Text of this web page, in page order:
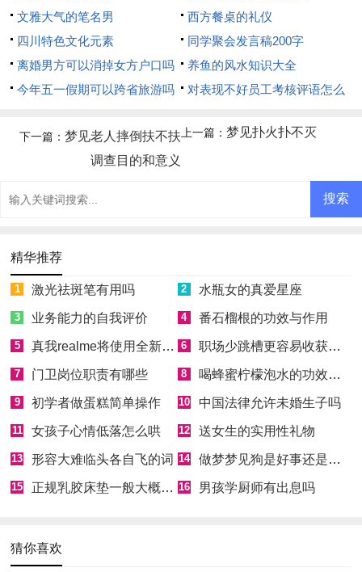
文雅大气的笔名男
西方餐桌的礼仪
四川特色文化元素
同学聚会发言稿200字
离婚男方可以消掉女方户口吗
养鱼的风水知识大全
今年五一假期可以跨省旅游吗
对表现不好员工考核评语怎么
上一篇： 梦见扑火扑不灭
下一篇： 梦见老人摔倒扶不扶
调查目的和意义
精华推荐
1 激光祛斑笔有用吗 2 水瓶女的真爱星座
3 业务能力的自我评价 4 番石榴根的功效与作用
5 真我realme将使用全新Logo 6 职场少跳槽更容易收获成功
7 门卫岗位职责有哪些 8 喝蜂蜜柠檬泡水的功效和好处
9 初学者做蛋糕简单操作 10 中国法律允许未婚生子吗
11 女孩子心情低落怎么哄 12 送女生的实用性礼物
13 形容大难临头各自飞的词 14 做梦梦见狗是好事还是坏事
15 正规乳胶床垫一般大概多少钱 16 男孩学厨师有出息吗
猜你喜欢